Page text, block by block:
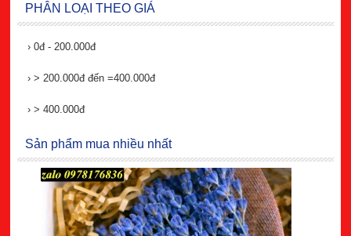
PHÂN LOẠI THEO GIÁ
› 0đ - 200.000đ
› > 200.000đ đến =400.000đ
› > 400.000đ
Sản phẩm mua nhiều nhất